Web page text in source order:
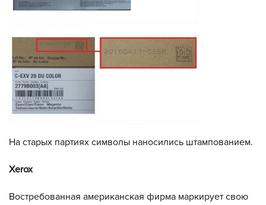
На старых партиях символы наносились штампованием.
Xerox
Востребованная американская фирма маркирует свою